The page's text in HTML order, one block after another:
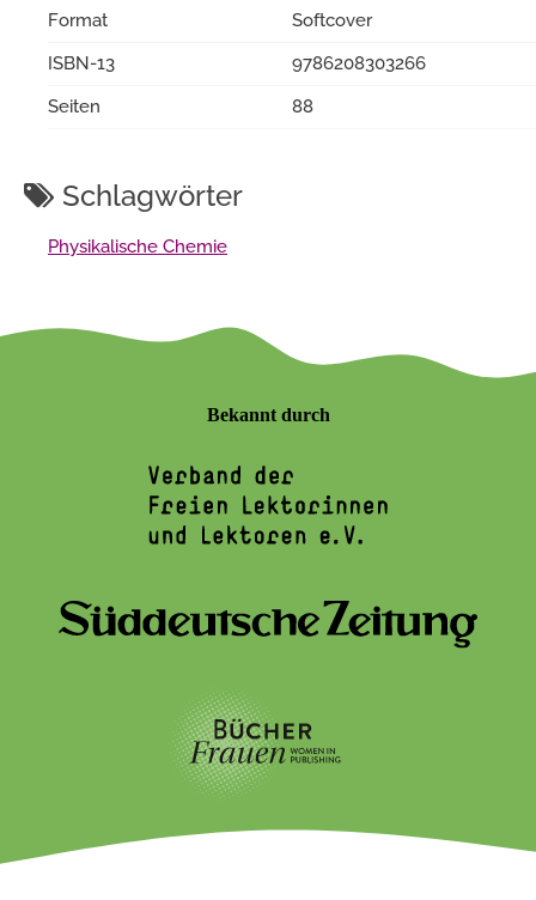
Format
Softcover
ISBN-13
9786208303266
Seiten
88
Schlagwörter
Physikalische Chemie
Bekannt durch